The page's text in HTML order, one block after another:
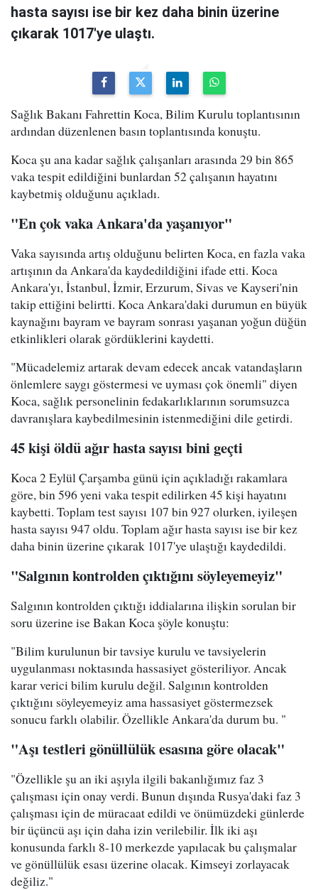
hasta sayısı ise bir kez daha binin üzerine
çıkarak 1017'ye ulaştı.
Sağlık Bakanı Fahrettin Koca, Bilim Kurulu toplantısının
ardından düzenlenen basın toplantısında konuştu.
Koca şu ana kadar sağlık çalışanları arasında 29 bin 865
vaka tespit edildiğini bunlardan 52 çalışanın hayatını
kaybetmiş olduğunu açıkladı.
"En çok vaka Ankara'da yaşanıyor"
Vaka sayısında artış olduğunu belirten Koca, en fazla vaka
artışının da Ankara'da kaydedildiğini ifade etti. Koca
Ankara'yı, İstanbul, İzmir, Erzurum, Sivas ve Kayseri'nin
takip ettiğini belirtti. Koca Ankara'daki durumun en büyük
kaynağını bayram ve bayram sonrası yaşanan yoğun düğün
etkinlikleri olarak gördüklerini kaydetti.
"Mücadelemiz artarak devam edecek ancak vatandaşların
önlemlere saygı göstermesi ve uyması çok önemli" diyen
Koca, sağlık personelinin fedakarlıklarının sorumsuzca
davranışlara kaybedilmesinin istenmediğini dile getirdi.
45 kişi öldü ağır hasta sayısı bini geçti
Koca 2 Eylül Çarşamba günü için açıkladığı rakamlara
göre, bin 596 yeni vaka tespit edilirken 45 kişi hayatını
kaybetti. Toplam test sayısı 107 bin 927 olurken, iyileşen
hasta sayısı 947 oldu. Toplam ağır hasta sayısı ise bir kez
daha binin üzerine çıkarak 1017'ye ulaştığı kaydedildi.
"Salgının kontrolden çıktığını söyleyemeyiz"
Salgının kontrolden çıktığı iddialarına ilişkin sorulan bir
soru üzerine ise Bakan Koca şöyle konuştu:
"Bilim kurulunun bir tavsiye kurulu ve tavsiyelerin
uygulanması noktasında hassasiyet gösteriliyor. Ancak
karar verici bilim kurulu değil. Salgının kontrolden
çıktığını söyleyemeyiz ama hassasiyet göstermezsek
sonucu farklı olabilir. Özellikle Ankara'da durum bu. "
"Aşı testleri gönüllülük esasına göre olacak"
"Özellikle şu an iki aşıyla ilgili bakanlığımız faz 3
çalışması için onay verdi. Bunun dışında Rusya'daki faz 3
çalışması için de müracaat edildi ve önümüzdeki günlerde
bir üçüncü aşı için daha izin verilebilir. İlk iki aşı
konusunda farklı 8-10 merkezde yapılacak bu çalışmalar
ve gönüllülük esası üzerine olacak. Kimseyi zorlayacak
değiliz."